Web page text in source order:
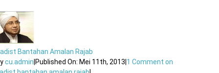
Bantahan Amalan Rajab
cu.admin Published On: Mei 11th, 2013 1 Comment on